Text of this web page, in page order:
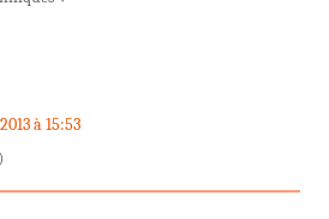
à 15:53